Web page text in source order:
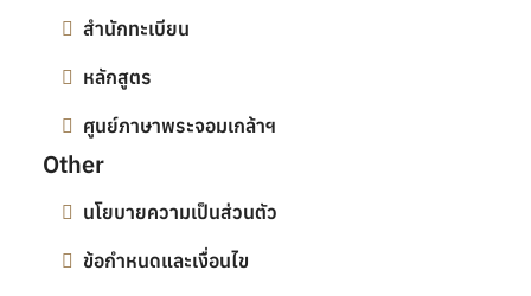
สำนักทะเบียน
หลักสูตร
ศูนย์ภาษาพระจอมเกล้าฯ
Other
นโยบายความเป็นส่วนตัว
ข้อกำหนดและเงื่อนไข